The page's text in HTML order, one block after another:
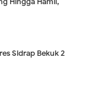
Sidrap Bekuk 2